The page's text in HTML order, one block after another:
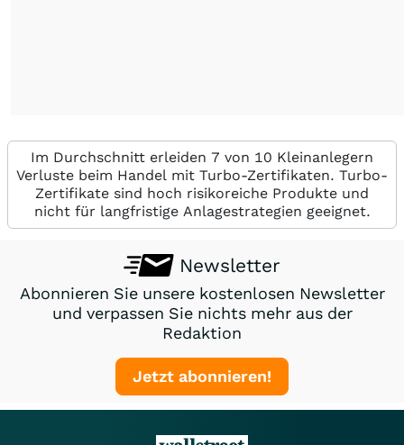
Im Durchschnitt erleiden 7 von 10 Kleinanlegern
Verluste beim Handel mit Turbo-Zertifikaten. Turbo-
Zertifikate sind hoch risikoreiche Produkte und
nicht für langfristige Anlagestrategien geeignet.
Newsletter
Abonnieren Sie unsere kostenlosen Newsletter
und verpassen Sie nichts mehr aus der
Redaktion
Jetzt abonnieren!